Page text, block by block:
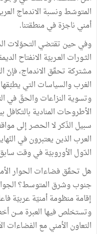
المتوسّط ونسبة الاندماج
أمني ناجزة في منطقتنا.
وفي حين تقتضي التحوّلات
الثـورات العـربيّة الانفتاح
مشتركة تحقّق الاندماج، فإنّ
الغرب والسياسات التي
وتسوية النزاعات والحقّ
الأطروحات المنادية
سبيل الذّكر لا الحصر إلى
العرب الذين يعتبرون في
الدّول الأوروبيّة في وقت
هل تحقّق فضاءات الحوار
جنوب وشرق المتوسط؟
إقامة منظومة أمنيّة عربيّة
وتستخلص فيها العبرة مـــن
التعاون الأمني مع الفضاءات